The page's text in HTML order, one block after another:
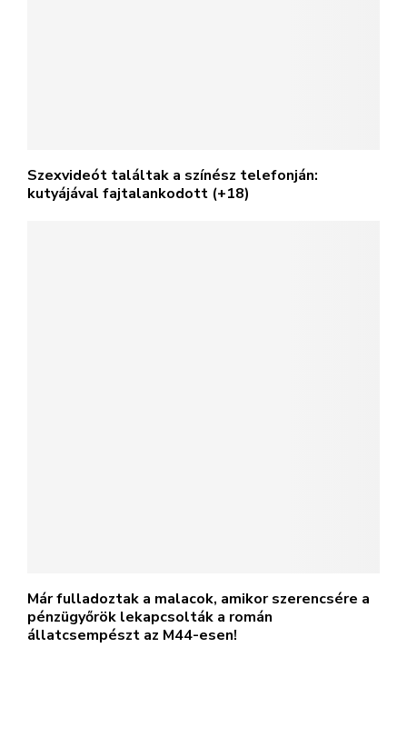
Szexvideót találtak a színész telefonján:
kutyájával fajtalankodott (+18)
Már fulladoztak a malacok, amikor szerencsére a
pénzügyőrök lekapcsolták a román
állatcsempészt az M44-esen!